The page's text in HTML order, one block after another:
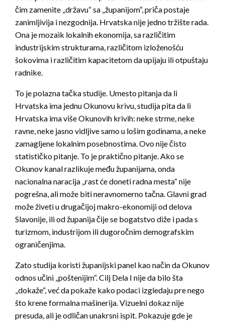
čim zamenite „državu“ sa „županijom“, priča postaje
zanimljivija i nezgodnija. Hrvatska nije jedno tržište rada.
Ona je mozaik lokalnih ekonomija, sa različitim
industrijskim strukturama, različitom izloženošću
šokovima i različitim kapacitetom da upijaju ili otpuštaju
radnike.
To je polazna tačka studije. Umesto pitanja da li
Hrvatska ima jednu Okunovu krivu, studija pita da li
Hrvatska ima više Okunovih krivih: neke strme, neke
ravne, neke jasno vidljive samo u lošim godinama, a neke
zamagljene lokalnim posebnostima. Ovo nije čisto
statističko pitanje. To je praktično pitanje. Ako se
Okunov kanal razlikuje među županijama, onda
nacionalna naracija „rast će doneti radna mesta“ nije
pogrešna, ali može biti neravnomerno tačna. Glavni grad
može živeti u drugačijoj makro-ekonomiji od delova
Slavonije, ili od županija čije se bogatstvo diže i pada s
turizmom, industrijom ili dugoročnim demografskim
ograničenjima.
Zato studija koristi županijski panel kao način da Okunov
odnos učini „poštenijim“. Cilj Dela I nije da bilo šta
„dokaže“, već da pokaže kako podaci izgledaju pre nego
što krene formalna mašinerija. Vizuelni dokaz nije
presuda, ali je odličan unakrsni ispit. Pokazuje gde je